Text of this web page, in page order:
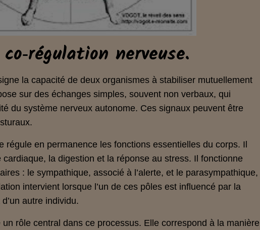
nerveuse.
la capacité de deux organismes à stabiliser mutuellement
sur des échanges simples, souvent non verbaux, qui
du système nerveux autonome. Ces signaux peuvent être
régule en permanence les fonctions essentielles du corps. Il
la digestion et la réponse au stress. Il fonctionne
: le sympathique, associé à l’alerte, et le parasympathique,
intervient lorsque l’un de ces pôles est influencé par la
autre individu.
un rôle central dans ce processus. Elle correspond à la manière